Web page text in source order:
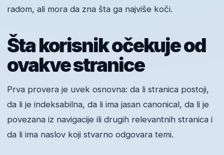
radom, ali mora da zna šta ga najviše koči.
Šta korisnik očekuje od
ovakve stranice
Prva provera je uvek osnovna: da li stranica postoji,
da li je indeksabilna, da li ima jasan canonical, da li je
povezana iz navigacije ili drugih relevantnih stranica i
da li ima naslov koji stvarno odgovara temi.